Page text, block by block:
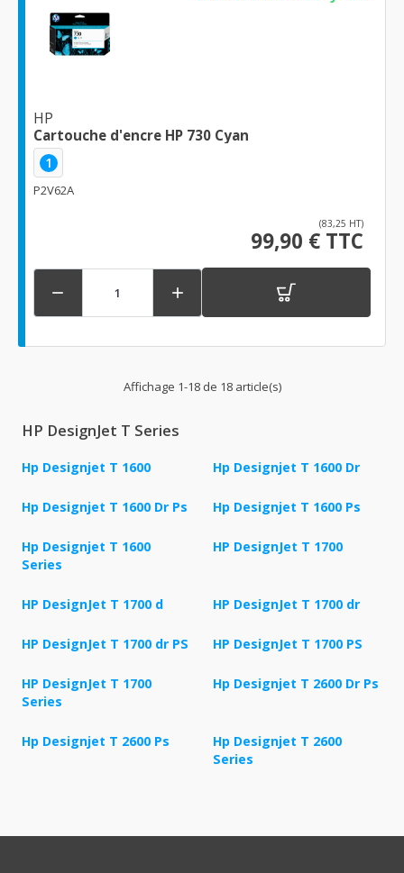
HP
Cartouche d'encre HP 730 Cyan
1
P2V62A
(83,25 HT)
99,90 € TTC
 
Affichage 1-18 de 18 article(s)
HP DesignJet T Series
Hp Designjet T 1600 Hp Designjet T 1600 Dr
Hp Designjet T 1600 Dr Ps Hp Designjet T 1600 Ps
Hp Designjet T 1600
Series
HP DesignJet T 1700
HP DesignJet T 1700 d HP DesignJet T 1700 dr
HP DesignJet T 1700 dr PS HP DesignJet T 1700 PS
HP DesignJet T 1700
Series
Hp Designjet T 2600 Dr Ps
Hp Designjet T 2600 Ps
Hp Designjet T 2600
Series